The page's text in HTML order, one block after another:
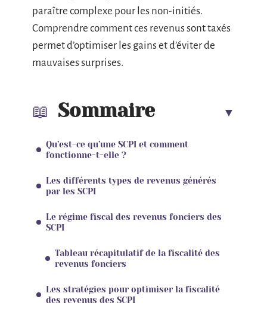
paraître complexe pour les non-initiés.
Comprendre comment ces revenus sont taxés
permet d’optimiser les gains et d’éviter de
mauvaises surprises.
Sommaire
Qu’est-ce qu’une SCPI et comment
fonctionne-t-elle ?
Les différents types de revenus générés
par les SCPI
Le régime fiscal des revenus fonciers des
SCPI
Tableau récapitulatif de la fiscalité des
revenus fonciers
Les stratégies pour optimiser la fiscalité
des revenus des SCPI